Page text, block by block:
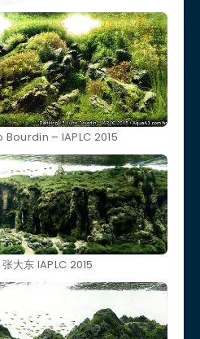
Bourdin – IAPLC 2015
大东 IAPLC 2015